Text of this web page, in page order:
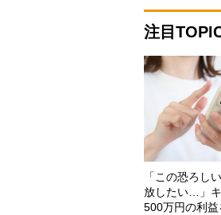
注目
「この恐ろし
放したい…」
500万円の利